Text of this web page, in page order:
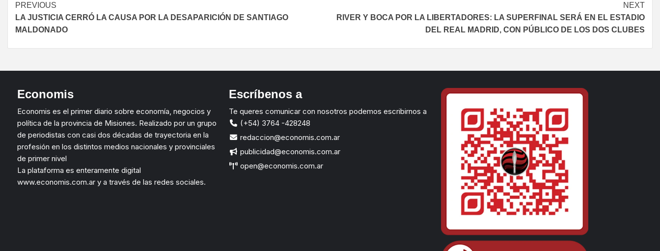
PREVIOUS
LA JUSTICIA CERRÓ LA CAUSA POR LA DESAPARICIÓN DE SANTIAGO
MALDONADO
NEXT
RIVER Y BOCA POR LA LIBERTADORES: LA SUPERFINAL SERÁ EN EL ESTADIO
DEL REAL MADRID, CON PÚBLICO DE LOS DOS CLUBES
Economis
Economis es el primer diario sobre economía, negocios y
política de la provincia de Misiones. Realizado por un grupo
de periodistas con casi dos décadas de trayectoria en la
profesión en los distintos medios nacionales y provinciales
de primer nivel
La plataforma es enteramente digital
www.economis.com.ar y a través de las redes sociales.
Escríbenos a
Te queres comunicar con nosotros podemos escribirnos a
(+54) 3764 -428248
redaccion@economis.com.ar
publicidad@economis.com.ar
open@economis.com.ar